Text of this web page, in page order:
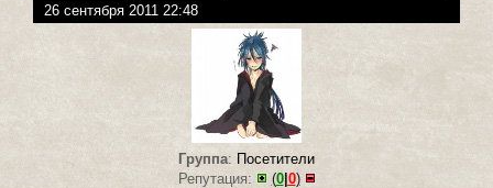
26 сентября 2011 22:48
Группа: Посетители
Репутация:
(0| 0)